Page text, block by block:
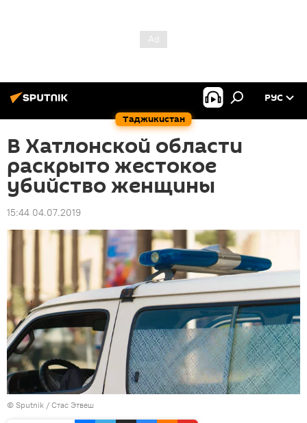
Таджикистан
РУС
В Хатлонской области
раскрыто жестокое
убийство женщины
15:44 04.07.2019
© Sputnik / Стас Этвеш